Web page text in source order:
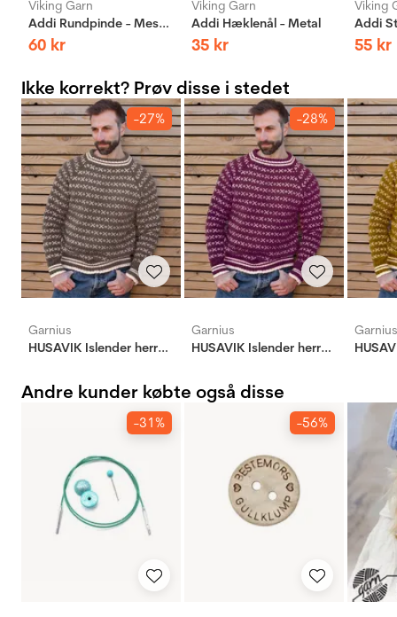
Viking Garn
Addi Rundpinde - Messing
60 kr
Viking Garn
Addi Hæklenål - Metal
35 kr
Viking
55 kr
Ikke korrekt? Prøv disse i stedet
-27%
Garnius
HUSAVIK Islender herre brunmelert (Merinor)
-28%
Garnius
HUSAVIK Islender herre rødlilla (Woolevo)
Garnius
Andre kunder købte også disse
-31% -56%